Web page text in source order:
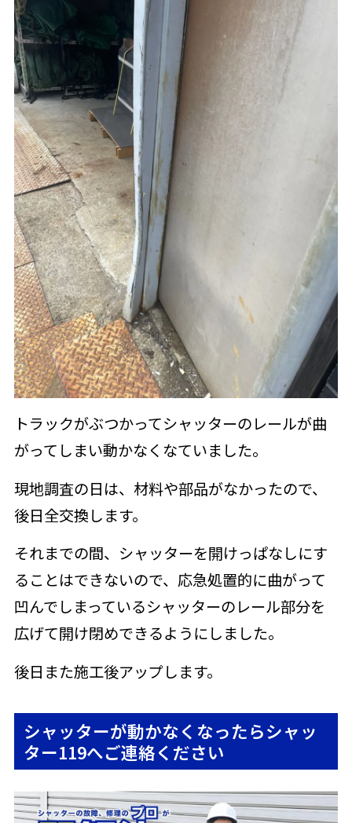
トラックがぶつかってシャッターのレールが曲
がってしまい動かなくなていました。
現地調査の日は、材料や部品がなかったので、
後日全交換します。
それまでの間、シャッターを開けっぱなしにす
ることはできないので、応急処置的に曲がって
凹んでしまっているシャッターのレール部分を
広げて開け閉めできるようにしました。
後日また施工後アップします。
シャッターが動かなくなったらシャッ
ター119へご連絡ください